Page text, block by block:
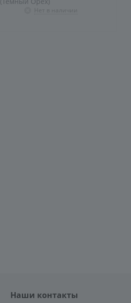
Наши контакты